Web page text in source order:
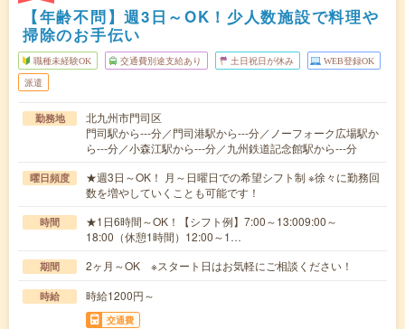
【年齢不問】週3日～OK！少人数施設で料理や
掃除のお手伝い
職種未経験OK 交通費別途支給あり 土日祝日が休み WEB登録OK
派遣
勤務地
北九州市門司区
門司駅から---分／門司港駅から---分／ノーフォーク広場駅か
ら---分／小森江駅から---分／九州鉄道記念館駅から---分
曜日頻度
★週3日～OK！ 月～日曜日での希望シフト制 ※徐々に勤務回
数を増やしていくことも可能です！
時間
★1日6時間～OK！【シフト例】7:00～13:009:00～
18:00（休憩1時間）12:00～1…
期間 2ヶ月～OK ※スタート日はお気軽にご相談ください！
時給 時給1200円～
交通費